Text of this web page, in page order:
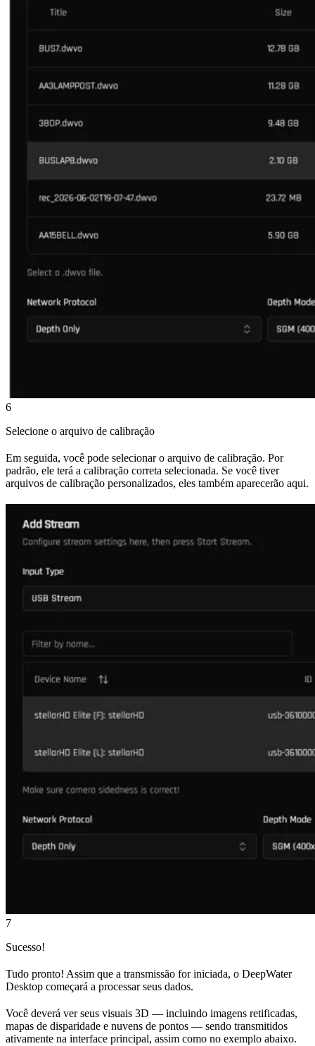
6
Selecione o arquivo de calibração
Em seguida, você pode selecionar o arquivo de calibração. Por
padrão, ele terá a calibração correta selecionada. Se você tiver
arquivos de calibração personalizados, eles também aparecerão aqui.
7
Sucesso!
Tudo pronto! Assim que a transmissão for iniciada, o DeepWater
Desktop começará a processar seus dados.
Você deverá ver seus visuais 3D — incluindo imagens retificadas,
mapas de disparidade e nuvens de pontos — sendo transmitidos
ativamente na interface principal, assim como no exemplo abaixo.